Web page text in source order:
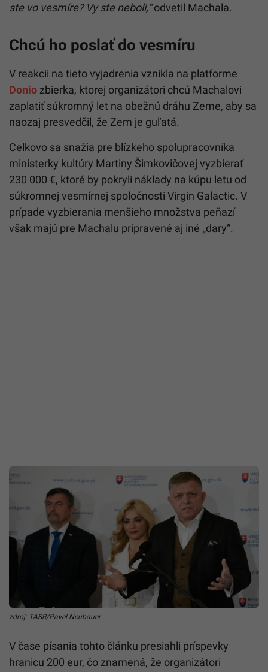
ste vo vesmíre? Vy ste neboli,“odvetil Machala.
Chcú ho poslať do vesmíru
V reakcii na tieto vyjadrenia vznikla na platforme
Donio zbierka, ktorej organizátori chcú Machalovi
zaplatiť súkromný let na obežnú dráhu Zeme, aby sa
naozaj presvedčil, že Zem je guľatá.
Celkovo sa snažia pre blízkeho spolupracovníka
ministerky kultúry Martiny Šimkovičovej vyzbierať
230 000 €, ktoré by pokryli náklady na kúpu letu od
súkromnej vesmírnej spoločnosti Virgin Galactic. V
prípade vyzbierania menšieho množstva peňazí
však majú pre Machalu pripravené aj iné „dary“.
zdroj: TASR/Pavel Neubauer
V čase písania tohto článku presiahli príspevky
hranicu 200 eur, čo znamená, že organizátori